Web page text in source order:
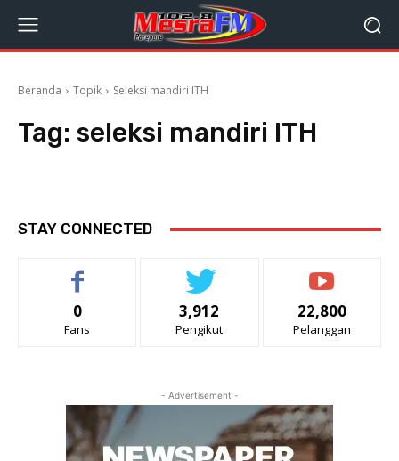
Beranda Topik Seleksi mandiri ITH
Tag: seleksi mandiri ITH
STAY CONNECTED
0
Fans
3,912
Pengikut
22,800
Pelanggan
- Advertisement -